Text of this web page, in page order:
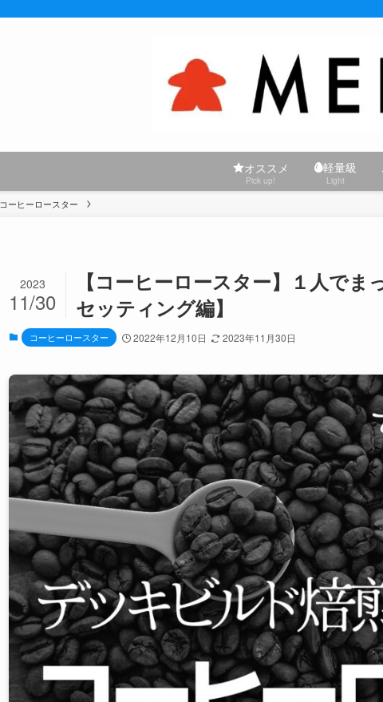
オススメ
Pick up!
軽量級
Light
コーヒーロースター
【コーヒーロースター】１人で
セッティング編】
2023
11/30
コーヒーロースター 2022年12月10日 2023年11月30日